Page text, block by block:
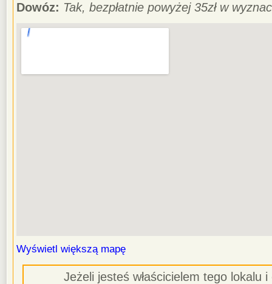
Dowóz: Tak, bezpłatnie powyżej 35zł w
Wyświetl większą mapę
Jeżeli jesteś właścicielem tego lokalu i